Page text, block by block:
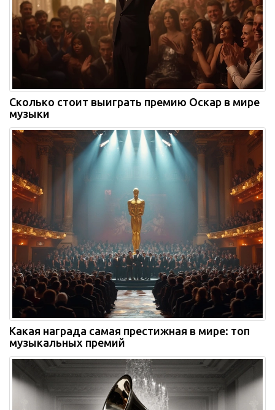
Сколько стоит выиграть премию Оскар в мире
музыки
Какая награда самая престижная в мире: топ
музыкальных премий